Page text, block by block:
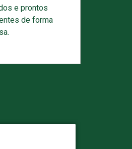
e prontos
de forma